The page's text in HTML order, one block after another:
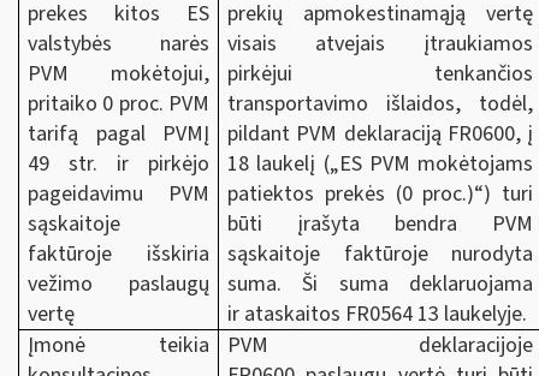
prekes kitos ES
valstybės narės
PVM mokėtojui,
pritaiko 0 proc. PVM
tarifą pagal PVMĮ
49 str. ir pirkėjo
pageidavimu PVM
sąskaitoje
faktūroje išskiria
vežimo paslaugų
vertę
prekių apmokestinamąją vertę
visais atvejais įtraukiamos
pirkėjui tenkančios
transportavimo išlaidos, todėl,
pildant PVM deklaraciją FR0600, į
18 laukelį („ES PVM mokėtojams
patiektos prekės (0 proc.)“) turi
būti įrašyta bendra PVM
sąskaitoje faktūroje nurodyta
suma. Ši suma deklaruojama
ir ataskaitos FR0564 13 laukelyje.
Įmonė teikia
PVM deklaracijoje